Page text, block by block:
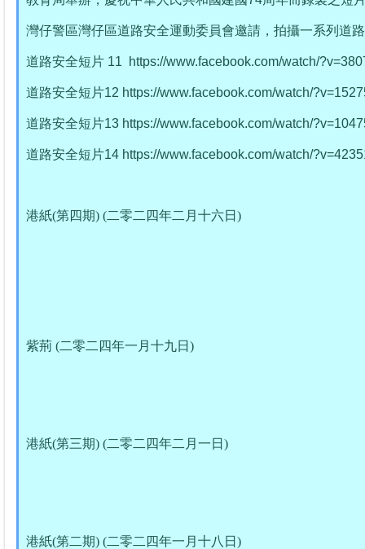
灣仔警區灣仔區道路安全運動委員會邀請，拍攝一系列道
道路安全短片 11 https://www.facebook.com/watch/
道路安全短片12 https://www.facebook.com/watch/
道路安全短片13 https://www.facebook.com/watch/
道路安全短片14 https://www.facebook.com/watch/
港紙(第四期) (二零二四年二月十六日)
紫荊 (二零二四年一月十九日)
港紙(第三期) (二零二四年二月一日)
港紙(第二期) (二零二四年一月十八日)